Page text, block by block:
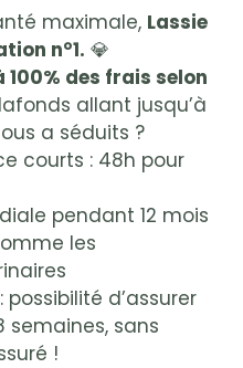
maximale, Lassie
n°1. 💎
100% des frais selon
allant jusqu’à
a séduits ?
courts : 48h pour
pendant 12 mois
les
d’assurer
sans
!